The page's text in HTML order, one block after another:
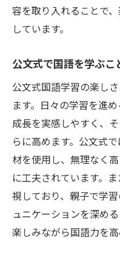
容を取り入れることで
しています。
公文式で国語を学ぶこ
公文式国語学習の楽し
ます。日々の学習を進
成長を実感しやすく、
らに高めます。公文式
材を使用し、無理なく
に工夫されています。
視しており、親子で学
ュニケーションを深め
楽しみながら国語力を高